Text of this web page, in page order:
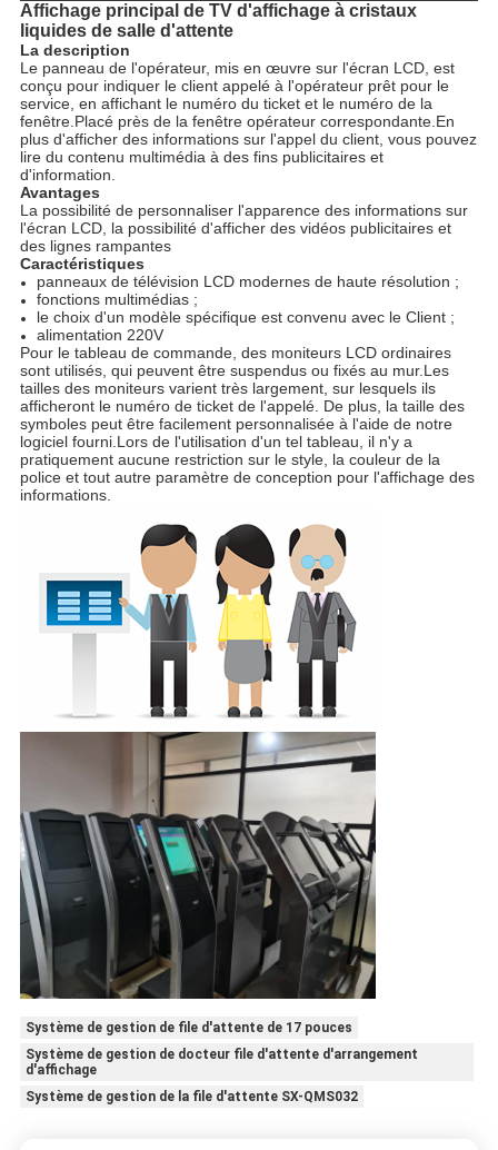
Affichage principal de TV d'affichage à cristaux
liquides de salle d'attente
La description
Le panneau de l'opérateur, mis en œuvre sur l'écran LCD, est
conçu pour indiquer le client appelé à l'opérateur prêt pour le
service, en affichant le numéro du ticket et le numéro de la
fenêtre.Placé près de la fenêtre opérateur correspondante.En
plus d'afficher des informations sur l'appel du client, vous pouvez
lire du contenu multimédia à des fins publicitaires et
d'information.
Avantages
La possibilité de personnaliser l'apparence des informations sur
l'écran LCD, la possibilité d'afficher des vidéos publicitaires et
des lignes rampantes
Caractéristiques
panneaux de télévision LCD modernes de haute résolution ;
fonctions multimédias ;
le choix d'un modèle spécifique est convenu avec le Client ;
alimentation 220V
Pour le tableau de commande, des moniteurs LCD ordinaires
sont utilisés, qui peuvent être suspendus ou fixés au mur.Les
tailles des moniteurs varient très largement, sur lesquels ils
afficheront le numéro de ticket de l'appelé. De plus, la taille des
symboles peut être facilement personnalisée à l'aide de notre
logiciel fourni.Lors de l'utilisation d'un tel tableau, il n'y a
pratiquement aucune restriction sur le style, la couleur de la
police et tout autre paramètre de conception pour l'affichage des
informations.
Système de gestion de file d'attente de 17 pouces
Système de gestion de docteur file d'attente d'arrangement
d'affichage
Système de gestion de la file d'attente SX-QMS032